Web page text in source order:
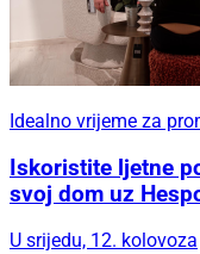
Idealno vrijeme za
Iskoristite ljetne
svoj dom uz
U srijedu, 12. kolovoza